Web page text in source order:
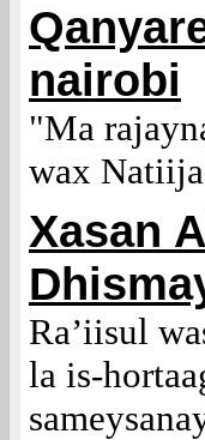
nairobi
"Ma
wax
Xasan
Ra’iisul
la is-